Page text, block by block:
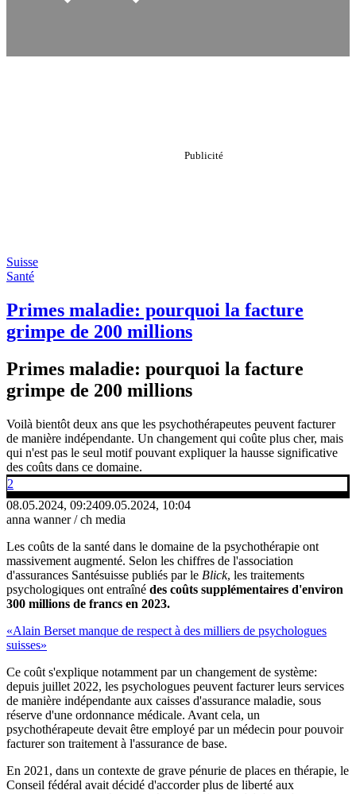
Suisse
Santé
Primes maladie: pourquoi la facture
grimpe de 200 millions
Primes maladie: pourquoi la facture
grimpe de 200 millions
Voilà bientôt deux ans que les psychothérapeutes peuvent facturer
de manière indépendante. Un changement qui coûte plus cher, mais
qui n'est pas le seul motif pouvant expliquer la hausse significative
des coûts dans ce domaine.
2
08.05.2024, 09:2409.05.2024, 10:04
anna wanner / ch media
Les coûts de la santé dans le domaine de la psychothérapie ont
massivement augmenté. Selon les chiffres de l'association
d'assurances Santésuisse publiés par le Blick, les traitements
psychologiques ont entraîné des coûts supplémentaires d'environ
300 millions de francs en 2023.
«Alain Berset manque de respect à des milliers de psychologues
suisses»
Ce coût s'explique notamment par un changement de système:
depuis juillet 2022, les psychologues peuvent facturer leurs services
de manière indépendante aux caisses d'assurance maladie, sous
réserve d'une ordonnance médicale. Avant cela, un
psychothérapeute devait être employé par un médecin pour pouvoir
facturer son traitement à l'assurance de base.
En 2021, dans un contexte de grave pénurie de places en thérapie, le
Conseil fédéral avait décidé d'accorder plus de liberté aux